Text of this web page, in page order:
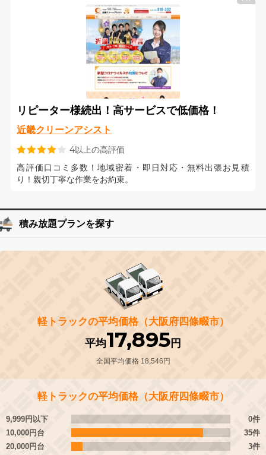
リピーター様続出！高サービスで低価格！
近畿クリーンアシスト
4以上の高評価
高評価口コミ多数！地域密着・即日対応・無料出張お見積
り！親切丁寧な作業をお約束。
積み放題プランを探す
軽トラックの平均価格（大阪府四條畷市）
平均17,895 円
全国平均価格 18,546円
軽トラックの平均価格（大阪府四條畷市）
9,999円以下
0件
10,000円台
35件
20,000円台
3件